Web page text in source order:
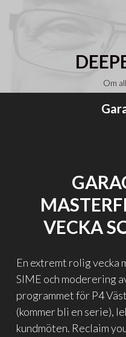
Om
VECKA
En extremt rolig vecka
SIME och moderering
programmet för P4
(kommer bli en serie),
kundmöten. Reclaim